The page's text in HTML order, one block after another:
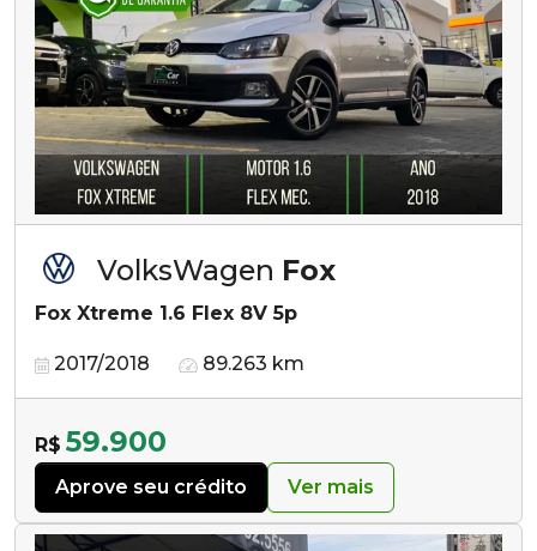
VolksWagen Fox
Fox Xtreme 1.6 Flex 8V 5p
2017/2018 89.263 km
R$ 59.900
Aprove seu crédito Ver mais